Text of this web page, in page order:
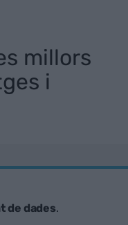
millors
i
de dades.